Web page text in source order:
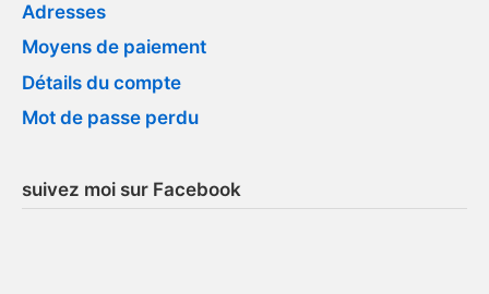
Adresses
Moyens de paiement
Détails du compte
Mot de passe perdu
suivez moi sur Facebook